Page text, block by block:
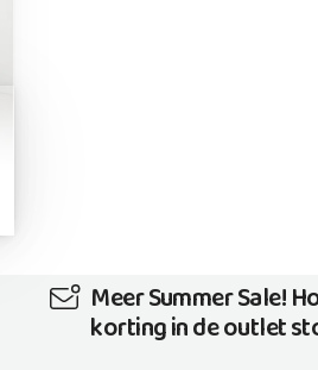
Meer Summer Sale!
korting in de outlet